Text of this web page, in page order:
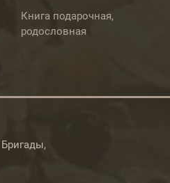
Книга подарочная,
родословная